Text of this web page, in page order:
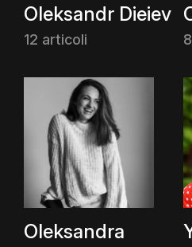
Oleksandr Dieiev
12 articoli
Oleksandra